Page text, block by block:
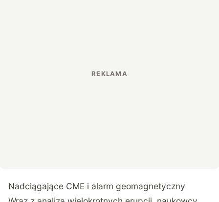
Nadciągające CME i alarm geomagnetyczny